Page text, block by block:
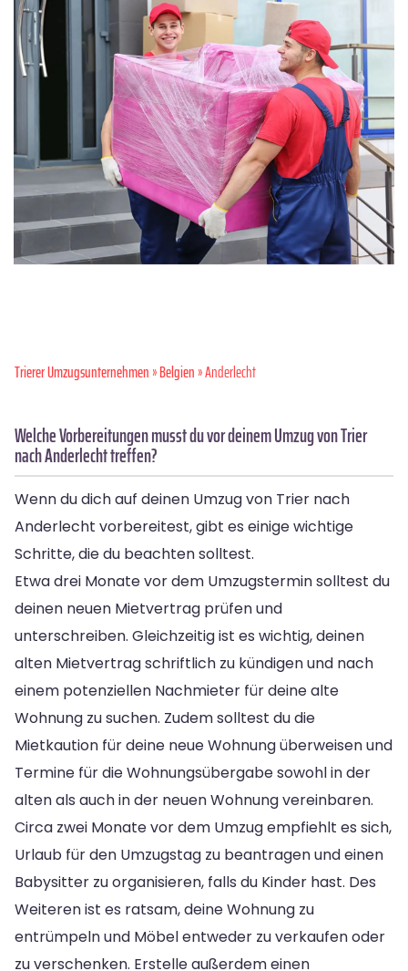
Trierer Umzugsunternehmen»Belgien» Anderlecht
Welche Vorbereitungen musst du vor deinem Umzug von Trier
nach Anderlecht treffen?
Wenn du dich auf deinen Umzug von Trier nach
Anderlecht vorbereitest, gibt es einige wichtige
Schritte, die du beachten solltest.
Etwa drei Monate vor dem Umzugstermin solltest du
deinen neuen Mietvertrag prüfen und
unterschreiben. Gleichzeitig ist es wichtig, deinen
alten Mietvertrag schriftlich zu kündigen und nach
einem potenziellen Nachmieter für deine alte
Wohnung zu suchen. Zudem solltest du die
Mietkaution für deine neue Wohnung überweisen und
Termine für die Wohnungsübergabe sowohl in der
alten als auch in der neuen Wohnung vereinbaren.
Circa zwei Monate vor dem Umzug empfiehlt es sich,
Urlaub für den Umzugstag zu beantragen und einen
Babysitter zu organisieren, falls du Kinder hast. Des
Weiteren ist es ratsam, deine Wohnung zu
entrümpeln und Möbel entweder zu verkaufen oder
zu verschenken. Erstelle außerdem einen